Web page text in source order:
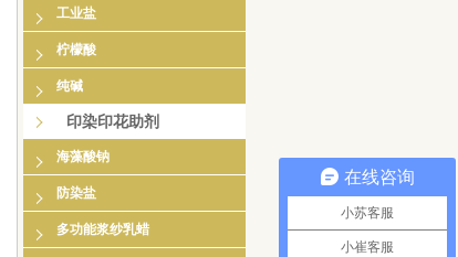
工业盐
柠檬酸
纯碱
印染印花助剂
海藻酸钠
防染盐
多功能浆纱乳蜡
在线咨询
小苏客服
小崔客服